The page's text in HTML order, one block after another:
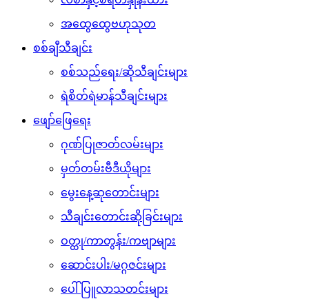
အထွေထွေဗဟုသုတ
စစ်ချီသီချင်း
စစ်သည်ရေး/ဆိုသီချင်းများ
ရဲစိတ်ရဲမာန်သီချင်းများ
ဖျော်ဖြေရေး
ဂုဏ်ပြုဇာတ်လမ်းများ
မှတ်တမ်းဗီဒီယိုများ
မွေးနေ့ဆုတောင်းများ
သီချင်းတောင်းဆိုခြင်းများ
ဝတ္ထု/ကာတွန်း/ကဗျာများ
ဆောင်းပါး/မဂ္ဂဇင်းများ
ပေါ်ပြူလာသတင်းများ